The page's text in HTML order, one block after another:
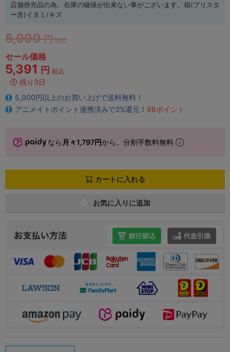
店舗併売品の為、在庫の確保が出来ない事がございます。箱(ブリスタ
ー含)イタミ/キズ
5,990 円 税込
セール価格
5,391 円 税込
残り3日
5,000円以上のお買い上げで送料無料！
アニメイトポイント連携済みで2%還元！ 98ポイント
なら 月々1,797円から。分割手数料無料
カートに入れる
お気に入りに追加